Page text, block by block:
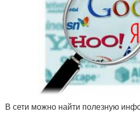
В сети можно найти полезную